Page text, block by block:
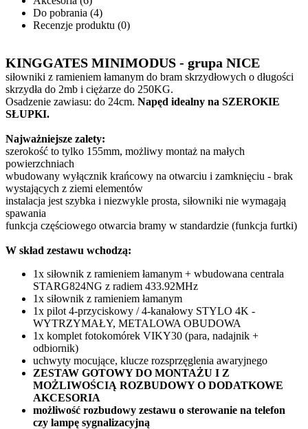
Do pobrania (4)
Recenzje produktu (0)
KINGGATES MINIMODUS - grupa NICE
siłowniki z ramieniem łamanym do bram skrzydłowych o długości
skrzydła do 2mb i ciężarze do 250KG.
Osadzenie zawiasu: do 24cm. Napęd idealny na SZEROKIE
SŁUPKI.
Najważniejsze zalety:
szerokość to tylko 155mm, możliwy montaż na małych
powierzchniach
wbudowany wyłącznik krańcowy na otwarciu i zamknięciu - brak
wystających z ziemi elementów
instalacja jest szybka i niezwykle prosta, siłowniki nie wymagają
spawania
funkcja częściowego otwarcia bramy w standardzie (funkcja furtki)
W skład zestawu wchodzą:
1x siłownik z ramieniem łamanym + wbudowana centrala
STARG824NG z radiem 433.92MHz
1x siłownik z ramieniem łamanym
1x pilot 4-przyciskowy / 4-kanałowy STYLO 4K -
WYTRZYMAŁY, METALOWA OBUDOWA
1x komplet fotokomórek VIKY30 (para, nadajnik +
odbiornik)
uchwyty mocujące, klucze rozsprzęglenia awaryjnego
ZESTAW GOTOWY DO MONTAŻU I Z
MOŻLIWOŚCIĄ ROZBUDOWY O DODATKOWE
AKCESORIA
możliwość rozbudowy zestawu o sterowanie na telefon
czy lampę sygnalizacyjną